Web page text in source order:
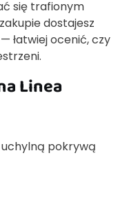
się trafionym
dostajesz
łatwiej ocenić, czy
Linea
uchylną pokrywą